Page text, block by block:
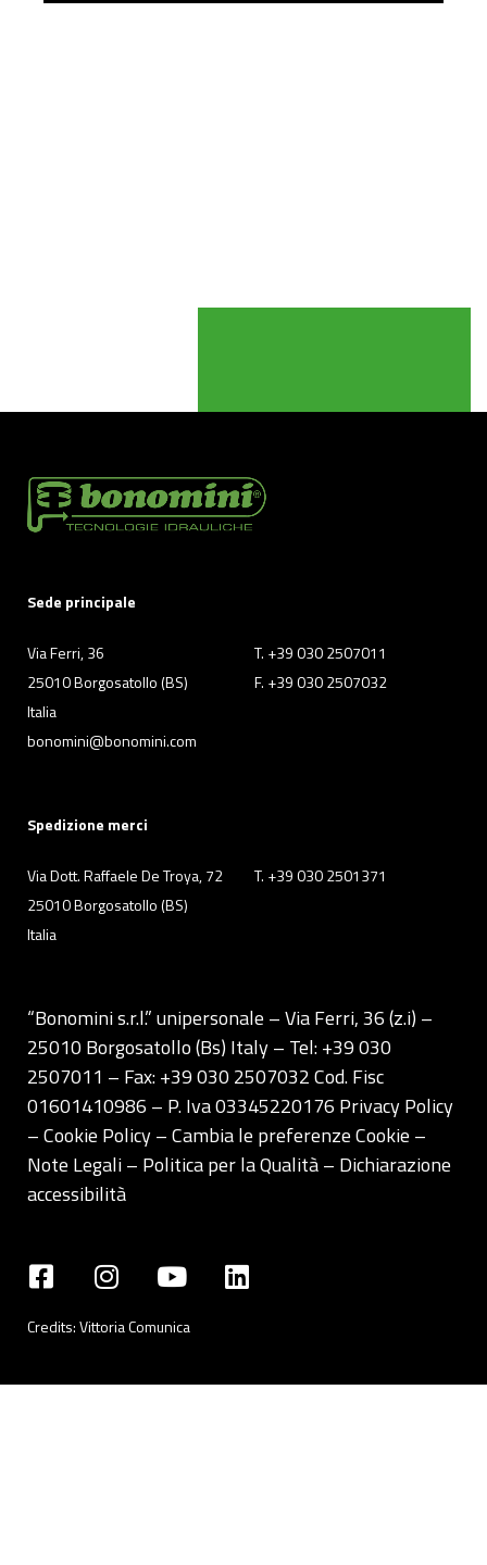
Sede principale
Via Ferri, 36
25010 Borgosatollo (BS)
Italia
T. +39 030 2507011
F. +39 030 2507032
bonomini@bonomini.com
Spedizione merci
Via Dott. Raffaele De Troya, 72
25010 Borgosatollo (BS)
Italia
T. +39 030 2501371
“Bonomini s.r.l.” unipersonale – Via Ferri, 36 (z.i) –
25010 Borgosatollo (Bs) Italy – Tel: +39 030
2507011 – Fax: +39 030 2507032 Cod. Fisc
01601410986 – P. Iva 03345220176 Privacy Policy
– Cookie Policy –Cambia le preferenze Cookie –
Note Legali– Politica per la Qualità– Dichiarazione
accessibilità
Credits:Vittoria Comunica